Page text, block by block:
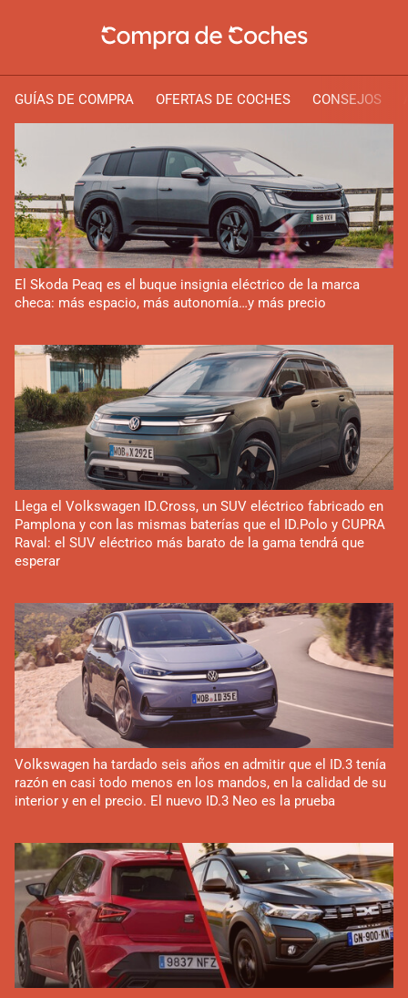
GUÍAS DE COMPRA OFERTAS DE COCHES CONSEJOS
El Skoda Peaq es el buque insignia eléctrico de la marca
checa: más espacio, más autonomía…y más precio
Llega el Volkswagen ID.Cross, un SUV eléctrico fabricado en
Pamplona y con las mismas baterías que el ID.Polo y CUPRA
Raval: el SUV eléctrico más barato de la gama tendrá que
esperar
Volkswagen ha tardado seis años en admitir que el ID.3 tenía
razón en casi todo menos en los mandos, en la calidad de su
interior y en el precio. El nuevo ID.3 Neo es la prueba